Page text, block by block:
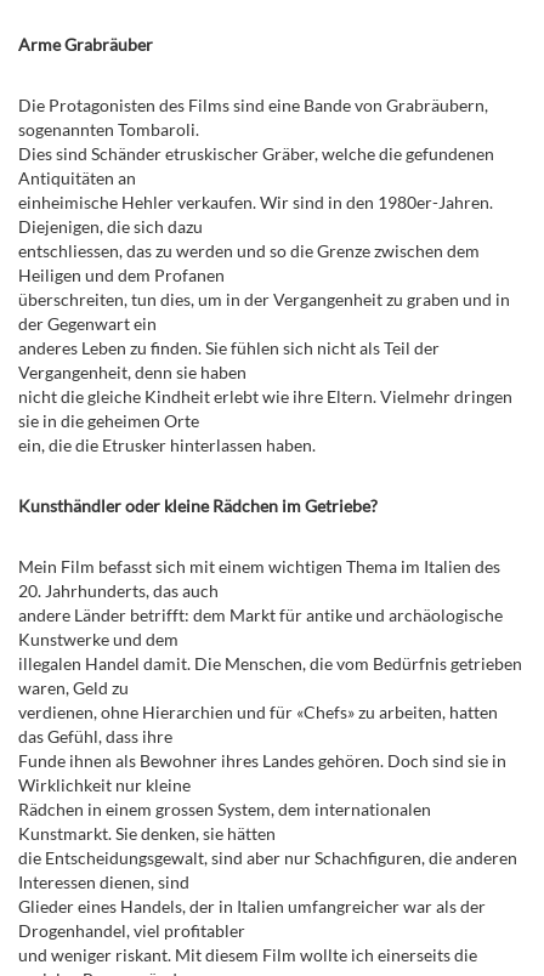
Arme Grabräuber
Die Protagonisten des Films sind eine Bande von Grabräubern,
sogenannten Tombaroli.
Dies sind Schänder etruskischer Gräber, welche die gefundenen
Antiquitäten an
einheimische Hehler verkaufen. Wir sind in den 1980er-Jahren.
Diejenigen, die sich dazu
entschliessen, das zu werden und so die Grenze zwischen dem
Heiligen und dem Profanen
überschreiten, tun dies, um in der Vergangenheit zu graben und in
der Gegenwart ein
anderes Leben zu finden. Sie fühlen sich nicht als Teil der
Vergangenheit, denn sie haben
nicht die gleiche Kindheit erlebt wie ihre Eltern. Vielmehr dringen
sie in die geheimen Orte
ein, die die Etrusker hinterlassen haben.
Kunsthändler oder kleine Rädchen im Getriebe?
Mein Film befasst sich mit einem wichtigen Thema im Italien des
20. Jahrhunderts, das auch
andere Länder betrifft: dem Markt für antike und archäologische
Kunstwerke und dem
illegalen Handel damit. Die Menschen, die vom Bedürfnis getrieben
waren, Geld zu
verdienen, ohne Hierarchien und für «Chefs» zu arbeiten, hatten
das Gefühl, dass ihre
Funde ihnen als Bewohner ihres Landes gehören. Doch sind sie in
Wirklichkeit nur kleine
Rädchen in einem grossen System, dem internationalen
Kunstmarkt. Sie denken, sie hätten
die Entscheidungsgewalt, sind aber nur Schachfiguren, die anderen
Interessen dienen, sind
Glieder eines Handels, der in Italien umfangreicher war als der
Drogenhandel, viel profitabler
und weniger riskant. Mit diesem Film wollte ich einerseits die